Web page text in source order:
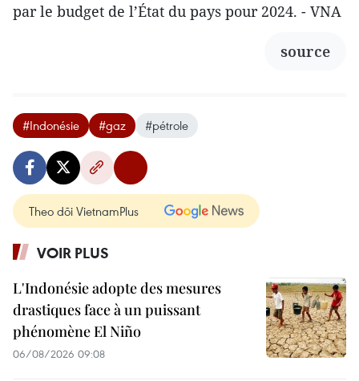
par le budget de l’État du pays pour 2024. - VNA
source
#Indonésie #gaz #pétrole
Theo dõi VietnamPlus
VOIR PLUS
L'Indonésie adopte des mesures
drastiques face à un puissant
phénomène El Niño
06/08/2026 09:08